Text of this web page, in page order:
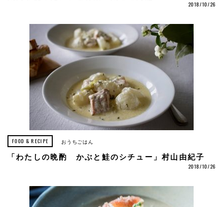
2018/10/26
FOOD & RECIPE おうちごはん
「わたしの晩酌 かぶと鮭のシチュー」村山由紀子
2018/10/26